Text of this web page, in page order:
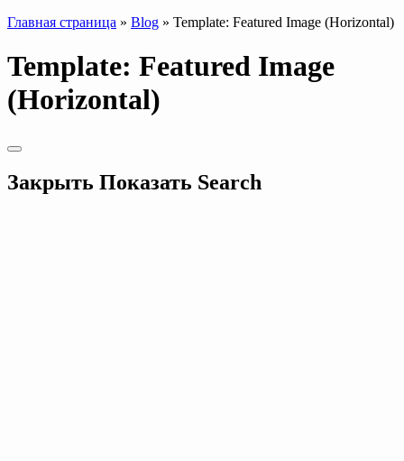
Главная страница » Blog » Template: Featured Image (Horizontal)
Template: Featured Image
(Horizontal)
Закрыть Показать Search